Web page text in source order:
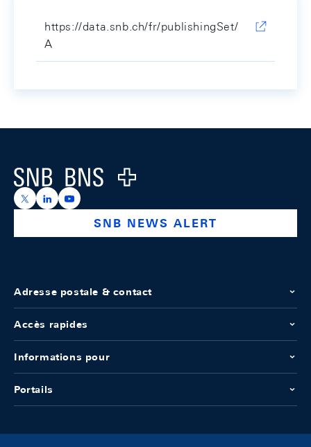
https://data.snb.ch/fr/publishingSet/
A
Logo
https://x.com/snb_bns
https://ch.linkedin.com/company/swiss-national-
https://www.youtube.com/@swissnationalbank
SNB NEWS ALERT
Adresse postale & contact
Accès rapides
Informations pour
Portails